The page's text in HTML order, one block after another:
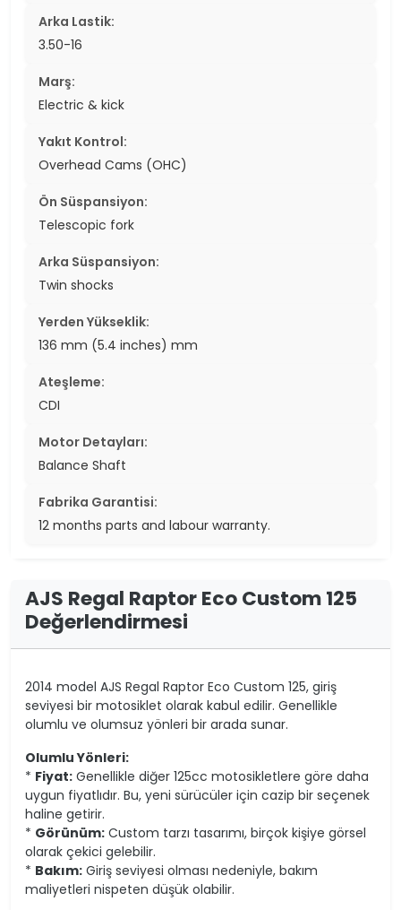
Arka Lastik:
3.50-16
Marş:
Electric & kick
Yakıt Kontrol:
Overhead Cams (OHC)
Ön Süspansiyon:
Telescopic fork
Arka Süspansiyon:
Twin shocks
Yerden Yükseklik:
136 mm (5.4 inches) mm
Ateşleme:
CDI
Motor Detayları:
Balance Shaft
Fabrika Garantisi:
12 months parts and labour warranty.
AJS Regal Raptor Eco Custom 125
Değerlendirmesi
2014 model AJS Regal Raptor Eco Custom 125, giriş
seviyesi bir motosiklet olarak kabul edilir. Genellikle
olumlu ve olumsuz yönleri bir arada sunar.
Olumlu Yönleri:
* Fiyat: Genellikle diğer 125cc motosikletlere göre daha
uygun fiyatlıdır. Bu, yeni sürücüler için cazip bir seçenek
haline getirir.
* Görünüm: Custom tarzı tasarımı, birçok kişiye görsel
olarak çekici gelebilir.
* Bakım: Giriş seviyesi olması nedeniyle, bakım
maliyetleri nispeten düşük olabilir.